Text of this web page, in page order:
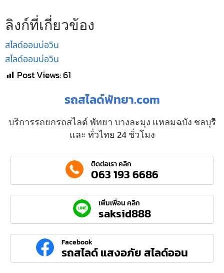
ลิงก์ที่เกี่ยวข้อง
สไลด์ออนบ่อวิน
สไลด์ออนบ่อวิน
Post Views:61
รถสไลด์พัทยา.com
บริการรถยกรถสไลด์ พัทยา บางละมุง แหลมฉบัง ชลบุรี
และ ทั่วไทย 24 ชั่วโมง
ติดต่อเรา คลิก
063 193 6686
เพิ่มเพื่อน คลิก
saksid888
Facebook
รถสไลด์ แสงอภัย สไลด์ออน